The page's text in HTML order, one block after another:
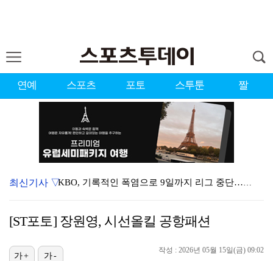
연예 스포츠 포토 스투툰 짤
KBO, 기록적인 폭염으로 9일까지 리그 중단…내달 6…
박지훈, 9월 잠실실내체육관서 앙코르 콘서트 개최
최신기사 ▽
[ST포토] 장원영, 시선올킬 공항패션
작성 : 2026년 05월 15일(금) 09:02
가+ 가-